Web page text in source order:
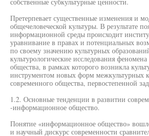
Претерпевает существенные изменения и
общечеловеческой культуры. В результате
информационной среды происходит
уравнивание в правах и потенциальных
по своему значению культурных
культурологические исследования
общества, в рамках которого возникла
инструментом новых форм межкультурных
современного общества, первостепенной
1.2. Основные тенденции в развитии
-информационное общество.
Понятие «информационное общество»
и научный дискурс современности